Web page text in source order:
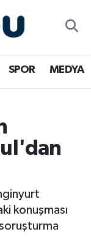
SPOR MEDYA
konuşması